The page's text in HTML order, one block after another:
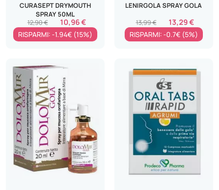
CURASEPT DRYMOUTH
SPRAY 50ML
10,96 €
12,90 €
RISPARMI: -1.94€ (15%)
LENIRGOLA SPRAY GOLA
13,29 €
13,99 €
RISPARMI: -0.7€ (5%)